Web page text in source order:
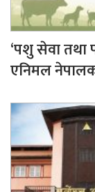
‘पशु सेवा तथा
एनिमल